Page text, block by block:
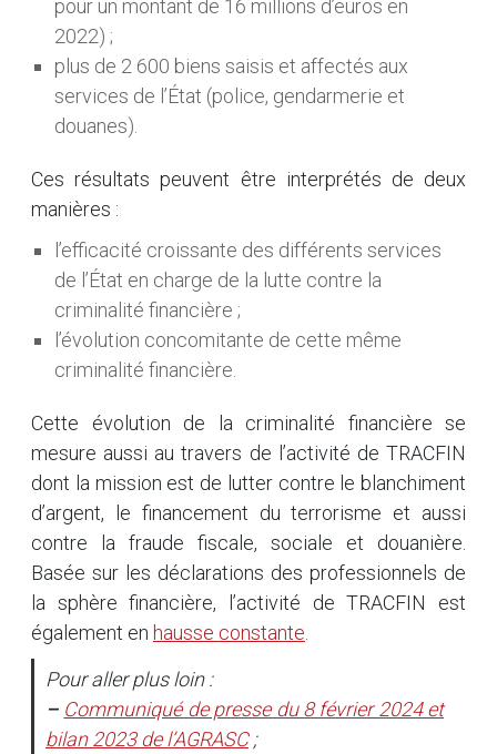
pour un montant de 16 millions d’euros en
2022) ;
plus de 2 600 biens saisis et affectés aux
services de l’État (police, gendarmerie et
douanes).
Ces résultats peuvent être interprétés de deux
manières :
l’efficacité croissante des différents services
de l’État en charge de la lutte contre la
criminalité financière ;
l’évolution concomitante de cette même
criminalité financière.
Cette évolution de la criminalité financière se
mesure aussi au travers de l’activité de TRACFIN
dont la mission est de lutter contre le blanchiment
d’argent, le financement du terrorisme et aussi
contre la fraude fiscale, sociale et douanière.
Basée sur les déclarations des professionnels de
la sphère financière, l’activité de TRACFIN est
également en hausse constante
Pour aller plus loin :
– Communiqué de presse du 8 février 2024 et
bilan 2023 de l’AGRASC;